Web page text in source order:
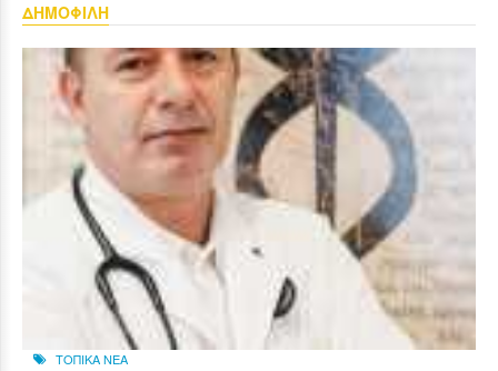
ΔΗΜΟΦΙΛΗ
ΤΟΠΙΚΑ ΝΕΑ